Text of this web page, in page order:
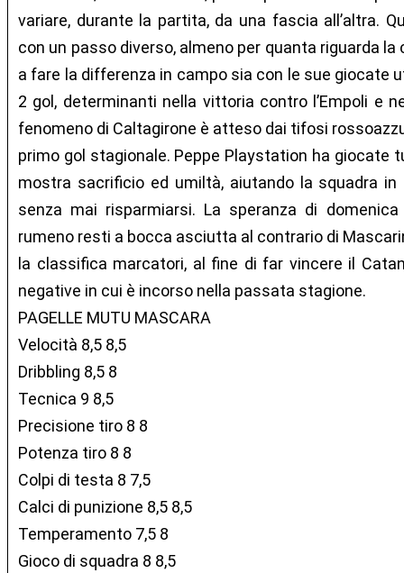
variare, durante la partita, da una fascia all’altra.
con un passo diverso, almeno per quanta riguarda
a fare la differenza in campo sia con le sue giocate
2 gol, determinanti nella vittoria contro l’Empoli e
fenomeno di Caltagirone è atteso dai tifosi
primo gol stagionale. Peppe Playstation ha giocate
mostra sacrificio ed umiltà, aiutando la squadra
senza mai risparmiarsi. La speranza di
rumeno resti a bocca asciutta al contrario di
la classifica marcatori, al fine di far vincere il
negative in cui è incorso nella passata stagione.
PAGELLE MUTU MASCARA
Velocità 8,5 8,5
Dribbling 8,5 8
Tecnica 9 8,5
Precisione tiro 8 8
Potenza tiro 8 8
Colpi di testa 8 7,5
Calci di punizione 8,5 8,5
Temperamento 7,5 8
Gioco di squadra 8 8,5